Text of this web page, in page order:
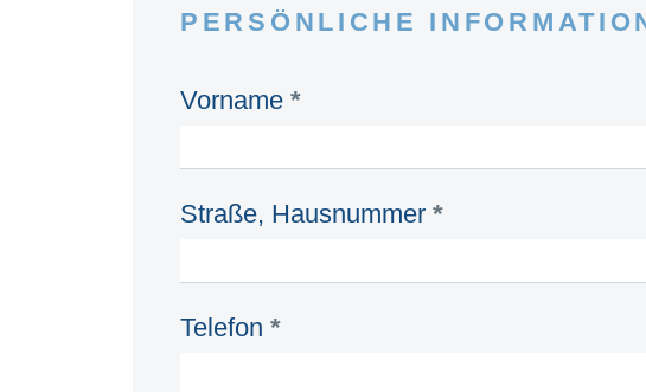
PERSÖNLICHE
Vorname *
Straße, Hausnummer *
Telefon *